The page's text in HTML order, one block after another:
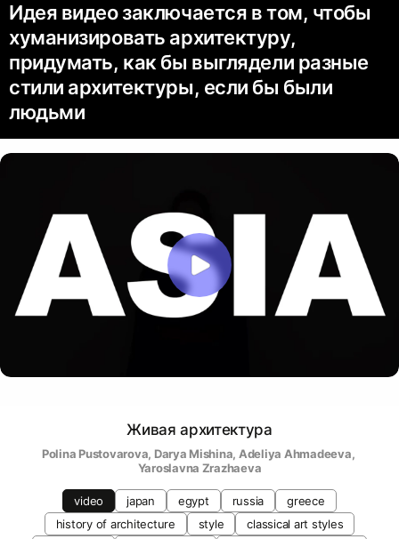
Идея видео заключается в том, чтобы
хуманизировать архитектуру,
придумать, как бы выглядели разные
стили архитектуры, если бы были
людьми
Живая архитектура
Polina Pustovarova, Darya Mishina, Adeliya Ahmadeeva,
Yaroslavna Zrazhaeva
video japan egypt russia
greece
history of architecture
style
classical art styles